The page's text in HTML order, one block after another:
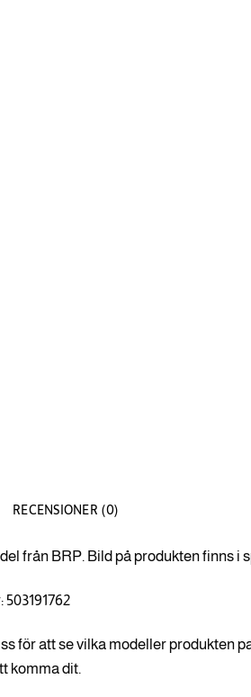
RECENSIONER (0)
från BRP. Bild på produkten finns i
för att se vilka modeller produkten
komma dit.